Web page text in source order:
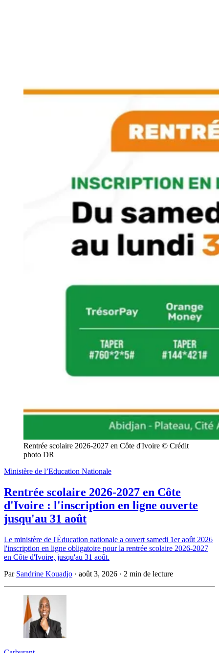
Rentrée scolaire 2026-2027 en Côte d'Ivoire © Crédit
photo DR
Ministère de l’Education Nationale
Rentrée scolaire 2026-2027 en Côte
d'Ivoire : l'inscription en ligne ouverte
jusqu'au 31 août
Le ministère de l'Éducation nationale a ouvert samedi 1er août 2026
l'inscription en ligne obligatoire pour la rentrée scolaire 2026-2027
en Côte d'Ivoire, jusqu'au 31 août.
Par Sandrine Kouadjo · août 3, 2026 · 2 min de lecture